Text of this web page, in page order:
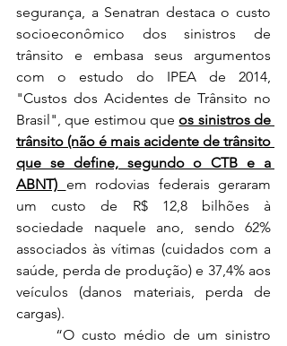
segurança, a Senatran destaca o custo
socioeconômico dos sinistros de
trânsito e embasa seus argumentos
com o estudo do IPEA de 2014,
"Custos dos Acidentes de Trânsito no
Brasil", que estimou que os sinistros de
trânsito (não é mais acidente de trânsito
que se define, segundo o CTB e a
ABNT) em rodovias federais geraram
um custo de R$ 12,8 bilhões à
sociedade naquele ano, sendo 62%
associados às vítimas (cuidados com a
saúde, perda de produção) e 37,4% aos
veículos (danos materiais, perda de
cargas).